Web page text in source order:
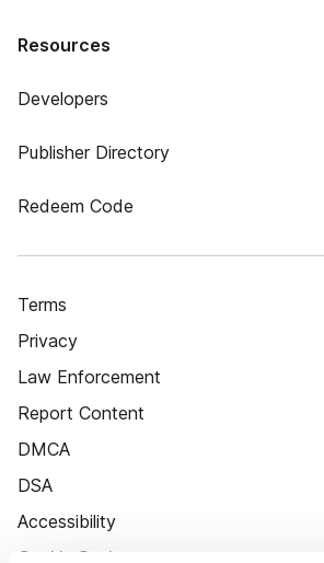
Resources
Developers
Publisher Directory
Redeem Code
Terms
Privacy
Law Enforcement
Report Content
DMCA
DSA
Accessibility
Cookie Settings